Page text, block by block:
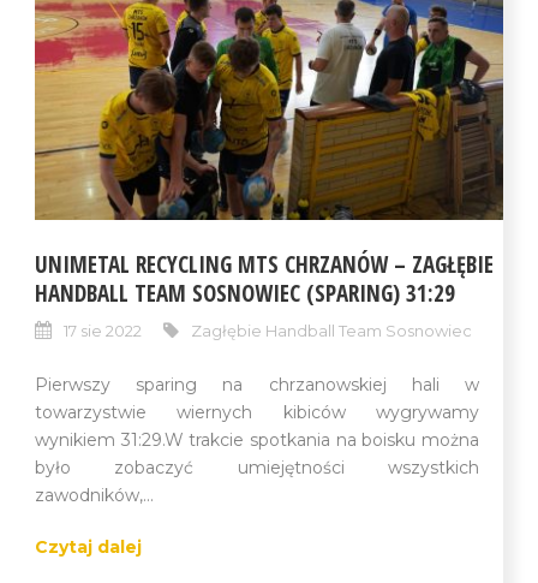
UNIMETAL RECYCLING MTS CHRZANÓW – ZAGŁĘBIE
HANDBALL TEAM SOSNOWIEC (SPARING) 31:29
17 sie 2022 Zagłębie Handball Team Sosnowiec
Pierwszy sparing na chrzanowskiej hali w
towarzystwie wiernych kibiców wygrywamy
wynikiem 31:29.W trakcie spotkania na boisku można
było zobaczyć umiejętności wszystkich
zawodników,...
Czytaj dalej